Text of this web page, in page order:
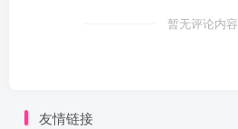
暂无评论内容
友情链接